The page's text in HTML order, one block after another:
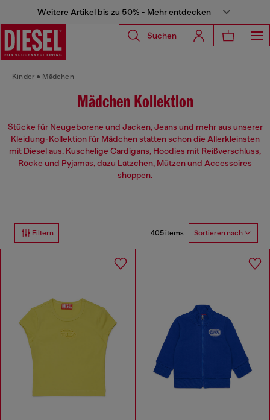
Weitere Artikel bis zu 50% - Mehr entdecken
Suchen
Kinder Mädchen
Mädchen Kollektion
Stücke für Neugeborene und Jacken, Jeans und mehr aus unserer
Kleidung-Kollektion für Mädchen statten schon die Allerkleinsten
mit Diesel aus. Kuschelige Cardigans, Hoodies mit Reißverschluss,
Röcke und Pyjamas, dazu Lätzchen, Mützen und Accessoires
shoppen.
Filtern 405 items Sortieren nach